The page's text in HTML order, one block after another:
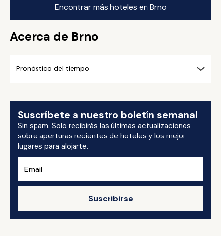
Encontrar más hoteles en Brno
Acerca de Brno
Pronóstico del tiempo
Suscríbete a nuestro boletín semanal
Sin spam. Solo recibirás las últimas actualizaciones
sobre aperturas recientes de hoteles y los mejor
lugares para alojarte.
Suscribirse